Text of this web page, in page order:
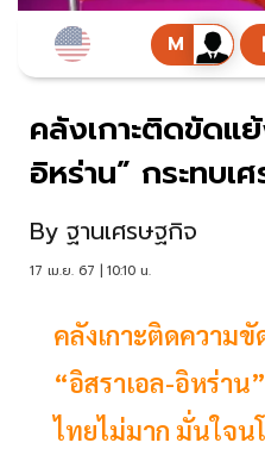
คลังเกาะติดขัดแ
อิหร่าน” กระทบเ
By ฐานเศรษฐกิจ
17 เม.ย. 67 | 10:10 น.
คลังเกาะติดความขั
“อิสราเอล-อิหร่าน
ไทยไม่มาก มั่นใจน